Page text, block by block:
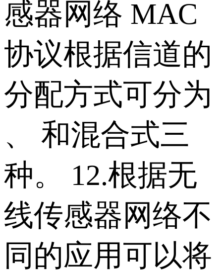
感器网络 MAC
协议根据信道的
分配方式可分为
、 和混合式三
种。 12.根据无
线传感器网络不
同的应用可以将